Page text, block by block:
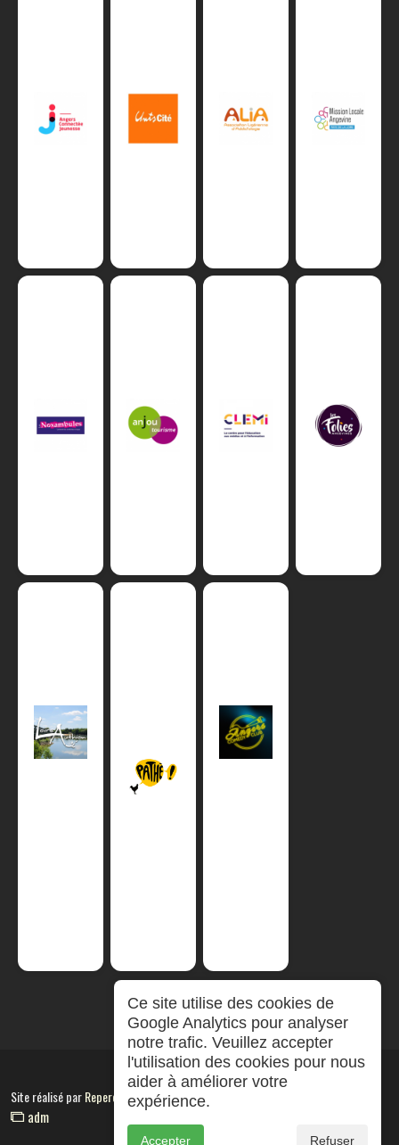
Site réalisé parRepereCom
adm
Ce site utilise des cookies de
Google Analytics pour analyser
notre trafic. Veuillez accepter
l'utilisation des cookies pour nous
aider à améliorer votre
expérience.
Accepter Refuser